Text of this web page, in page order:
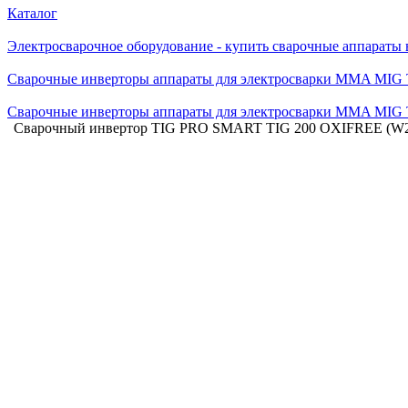
Каталог
Электросварочное оборудование - купить сварочные
Сварочные инверторы аппараты для электросварки MMA MIG
Сварочные инверторы аппараты для электросварки MMA MIG
Сварочный инвертор TIG PRO SMART TIG 200 OXIFREE